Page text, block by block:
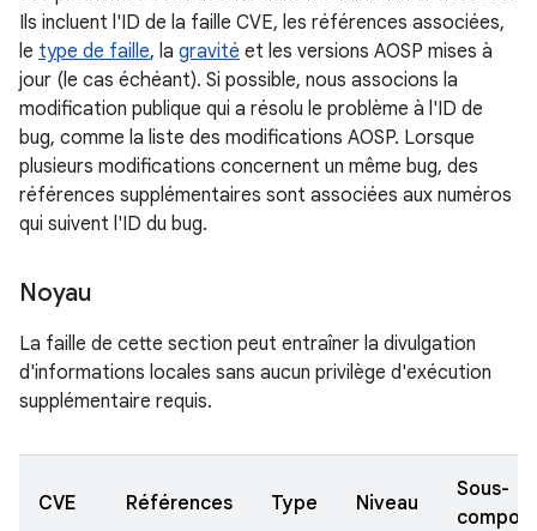
Ils incluent l'ID de la faille CVE, les références associées,
le type de faille, la gravité et les versions AOSP mises à
jour (le cas échéant). Si possible, nous associons la
modification publique qui a résolu le problème à l'ID de
bug, comme la liste des modifications AOSP. Lorsque
plusieurs modifications concernent un même bug, des
références supplémentaires sont associées aux numéros
qui suivent l'ID du bug.
Noyau
La faille de cette section peut entraîner la divulgation
d'informations locales sans aucun privilège d'exécution
supplémentaire requis.
CVE Références Type Niveau
Sous-